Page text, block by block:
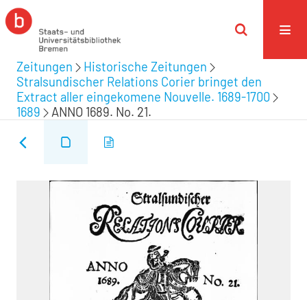
Zeitungen
Historische Zeitungen
Stralsundischer Relations Corier bringet den
Extract aller eingekomene Nouvelle. 1689-1700
1689
ANNO 1689. No. 21.